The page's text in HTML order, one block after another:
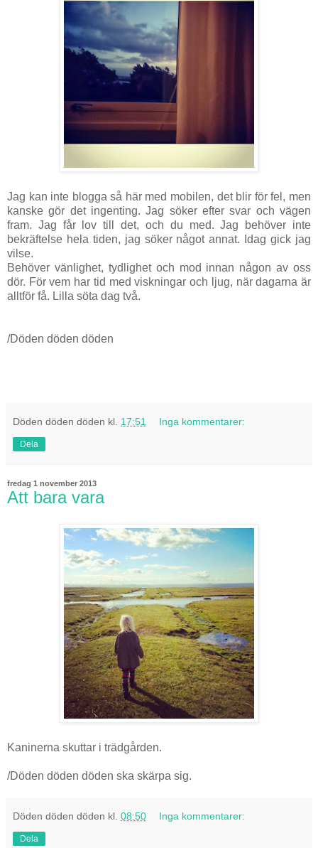
Jag kan inte blogga så här med mobilen, det blir för fel, men
kanske gör det ingenting. Jag söker efter svar och vägen
fram. Jag får lov till det, och du med. Jag behöver inte
bekräftelse hela tiden, jag söker något annat. Idag gick jag
vilse.
Behöver vänlighet, tydlighet och mod innan någon av oss
dör. För vem har tid med viskningar och ljug, när dagarna är
alltför få. Lilla söta dag två.
/Döden döden döden
Döden döden döden kl. 17:51 Inga kommentarer:
Dela
fredag 1 november 2013
Att bara vara
Kaninerna skuttar i trädgården.
/Döden döden döden ska skärpa sig.
Döden döden döden kl. 08:50 Inga kommentarer:
Dela